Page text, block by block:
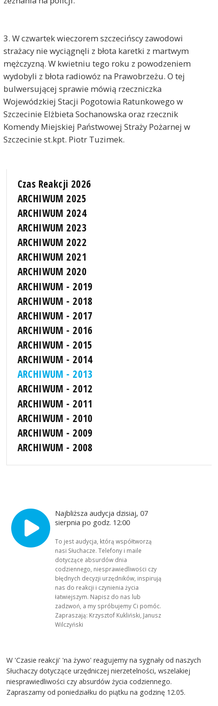
3. W czwartek wieczorem szczecińscy zawodowi
strażacy nie wyciągnęli z błota karetki z martwym
mężczyzną. W kwietniu tego roku z powodzeniem
wydobyli z błota radiowóz na Prawobrzeżu. O tej
bulwersującej sprawie mówią rzeczniczka
Wojewódzkiej Stacji Pogotowia Ratunkowego w
Szczecinie Elżbieta Sochanowska oraz rzecznik
Komendy Miejskiej Państwowej Straży Pożarnej w
Szczecinie st.kpt. Piotr Tuzimek.
Czas Reakcji 2026
ARCHIWUM 2025
ARCHIWUM 2024
ARCHIWUM 2023
ARCHIWUM 2022
ARCHIWUM 2021
ARCHIWUM 2020
ARCHIWUM - 2019
ARCHIWUM - 2018
ARCHIWUM - 2017
ARCHIWUM - 2016
ARCHIWUM - 2015
ARCHIWUM - 2014
ARCHIWUM - 2013
ARCHIWUM - 2012
ARCHIWUM - 2011
ARCHIWUM - 2010
ARCHIWUM - 2009
ARCHIWUM - 2008
Najbliższa audycja dzisiaj, 07
sierpnia po godz. 12:00
To jest audycja, którą współtworzą
nasi Słuchacze. Telefony i maile
dotyczące absurdów dnia
codziennego, niesprawiedliwości czy
błędnych decyzji urzędników, inspirują
nas do reakcji i czynienia życia
łatwiejszym. Napisz do nas lub
zadzwoń, a my spróbujemy Ci pomóc.
Zapraszają: Krzysztof Kukliński, Janusz
Wilczyński
W 'Czasie reakcji' 'na żywo' reagujemy na sygnały od naszych
Słuchaczy dotyczące urzędniczej nierzetelności, wszelakiej
niesprawiedliwości czy absurdów życia codziennego.
Zapraszamy od poniedziałku do piątku na godzinę 12.05.